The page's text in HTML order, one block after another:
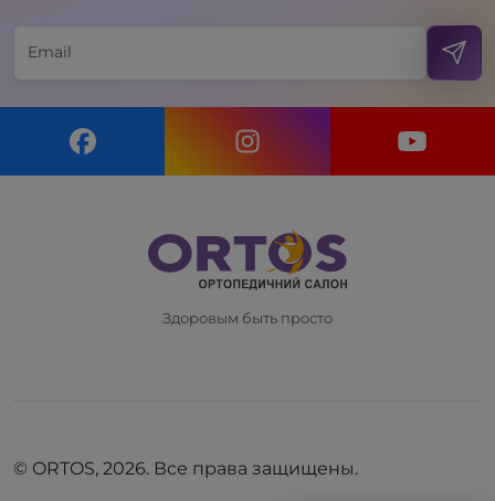
Здоровым быть просто
© ORTOS, 2026. Все права защищены.